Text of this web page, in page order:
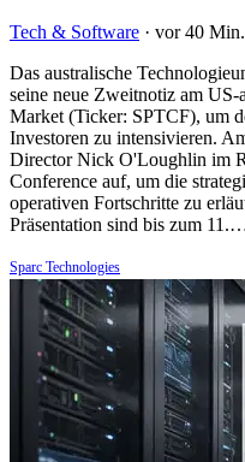
Tech & Software · vor 40 Min.
Das australische
seine neue Zweitnotiz am
Market (Ticker: SPTCF), um
Investoren zu intensivieren.
Director Nick O'Loughlin im
Conference auf, um die
operativen Fortschritte zu
Präsentation sind bis zum
Sparc Technologies